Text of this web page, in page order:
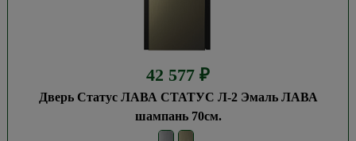
42 577 ₽
Дверь Статус ЛАВА СТАТУС Л-2 Эмаль ЛАВА
шампань 70см.